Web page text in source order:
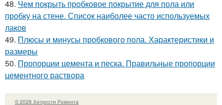
48. Чем покрыть пробковое покрытие для пола или
пробку на стене. Список наиболее часто используемых
лаков
49. Плюсы и минусы пробкового пола. Характеристики и
размеры
50. Пропорции цемента и песка. Правильные пропорции
цементного раствора
© 2026 Хитрости Ремонта